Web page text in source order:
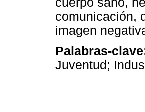
comunicación,
imagen
Palabras-
Juventud;